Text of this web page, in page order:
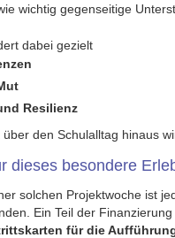
wichtig gegenseitige
dabei gezielt
Resilienz
den Schulalltag hinaus
dieses besondere
solchen Projektwoche ist
Ein Teil der
für die